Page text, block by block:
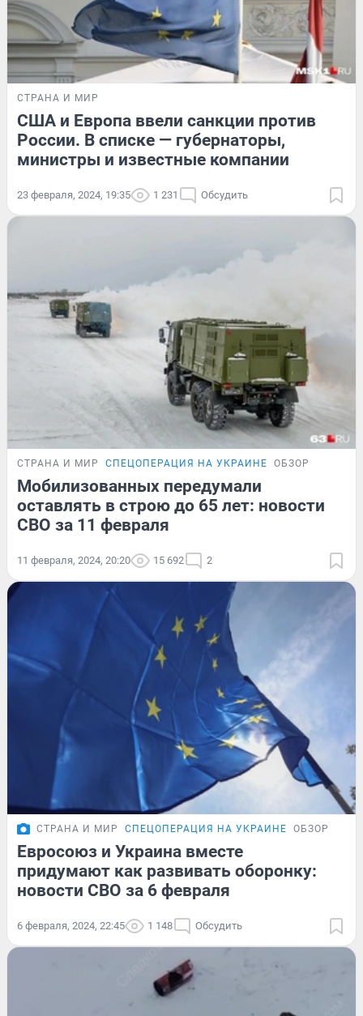
СТРАНА И МИР
США и Европа ввели санкции против
России. В списке — губернаторы,
министры и известные компании
23 февраля, 2024, 19:35 1 231 Обсудить
СТРАНА И МИР СПЕЦОПЕРАЦИЯ НА УКРАИНЕ ОБЗОР
Мобилизованных передумали
оставлять в строю до 65 лет: новости
СВО за 11 февраля
11 февраля, 2024, 20:20 15 692 2
СТРАНА И МИР СПЕЦОПЕРАЦИЯ НА УКРАИНЕ ОБЗОР
Евросоюз и Украина вместе
придумают как развивать оборонку:
новости СВО за 6 февраля
6 февраля, 2024, 22:45 1 148 Обсудить